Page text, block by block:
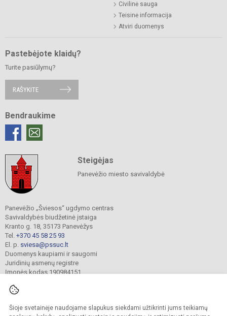
Šioje svetainėje naudojame slapukus siekdami užtikrinti jums teikiamų
Civilinė sauga
Teisinė informacija
Atviri duomenys
Pastebėjote klaidų?
Turite pasiūlymų?
RAŠYKITE
Bendraukime
Steigėjas
Panevėžio miesto savivaldybė
Panevėžio „Šviesos“ ugdymo centras
Savivaldybės biudžetinė įstaiga
Kranto g. 18, 35173 Panevėžys
Tel. +370 45 58 25 93
El. p. sviesa@pssuc.lt
Duomenys kaupiami ir saugomi
Juridinių asmenų registre
Įmonės kodas 190984151
© 2021. Panevėžio „Šviesos“ ugdymo centras. Visos teisės saugomos.